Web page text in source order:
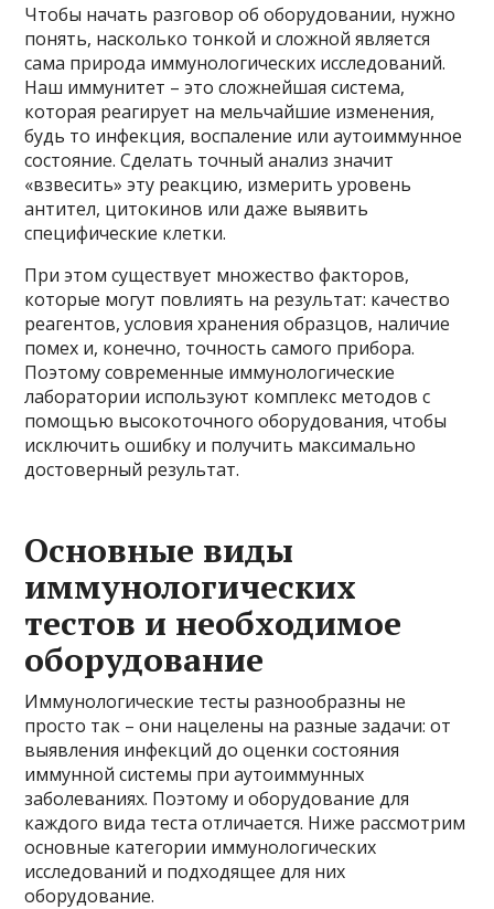
Чтобы начать разговор об оборудовании, нужно
понять, насколько тонкой и сложной является
сама природа иммунологических исследований.
Наш иммунитет – это сложнейшая система,
которая реагирует на мельчайшие изменения,
будь то инфекция, воспаление или аутоиммунное
состояние. Сделать точный анализ значит
«взвесить» эту реакцию, измерить уровень
антител, цитокинов или даже выявить
специфические клетки.
При этом существует множество факторов,
которые могут повлиять на результат: качество
реагентов, условия хранения образцов, наличие
помех и, конечно, точность самого прибора.
Поэтому современные иммунологические
лаборатории используют комплекс методов с
помощью высокоточного оборудования, чтобы
исключить ошибку и получить максимально
достоверный результат.
Основные виды
иммунологических
тестов и необходимое
оборудование
Иммунологические тесты разнообразны не
просто так – они нацелены на разные задачи: от
выявления инфекций до оценки состояния
иммунной системы при аутоиммунных
заболеваниях. Поэтому и оборудование для
каждого вида теста отличается. Ниже рассмотрим
основные категории иммунологических
исследований и подходящее для них
оборудование.